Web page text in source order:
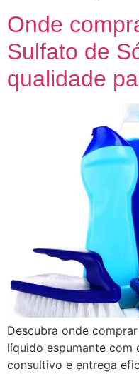
Onde
Sulfato de
qualidade
Descubra onde
líquido espumante com
consultivo e entrega